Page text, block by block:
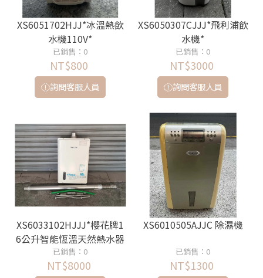
XS6051702HJJ*冰溫熱飲
水機110V*
已銷售：0
NT$800
詢問客服人員
XS6050307CJJJ*飛利浦飲
水機*
已銷售：0
NT$3000
詢問客服人員
XS6033102HJJJ*櫻花牌1
6公升智能恆溫天然熱水器
*
已銷售：0
NT$8000
XS6010505AJJC 除濕機
已銷售：0
NT$1300